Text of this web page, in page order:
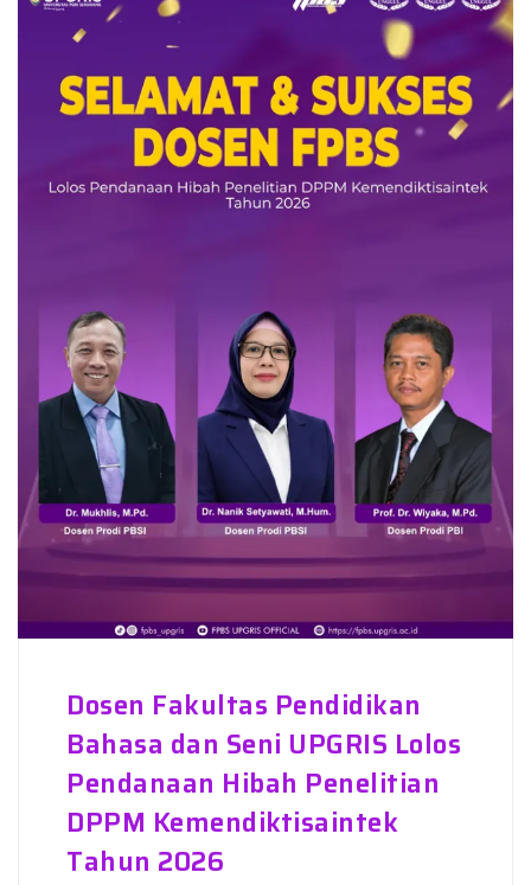
Dosen Fakultas Pendidikan
Bahasa dan Seni UPGRIS Lolos
Pendanaan Hibah Penelitian
DPPM Kemendiktisaintek
Tahun 2026